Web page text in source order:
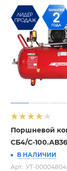
Поршневой
СБ4/С-
В НАЛИЧИИ
Арт.: УТ-00004804